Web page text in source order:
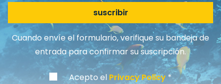
suscribir
Cuando envíe el formulario, verifique su bandeja de
entrada para confirmar su suscripción.
Acepto el Privacy Policy